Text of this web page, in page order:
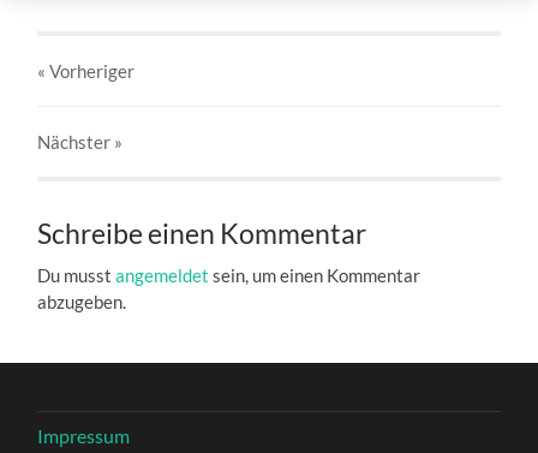
« Vorheriger
Nächster »
Schreibe einen Kommentar
Du musstangemeldet sein, um einen Kommentar
abzugeben.
Impressum